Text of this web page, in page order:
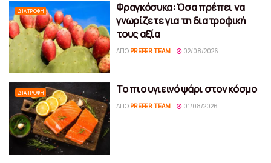
ΔΙΑΤΡΟΦΉ
Φραγκόσυκα: Όσα πρέπει να
γνωρίζετε για τη διατροφική
τους αξία
ΑΠΌ PREFER TEAM 02/08/2026
ΔΙΑΤΡΟΦΉ Το πιο υγιεινό ψάρι στον κόσμο
ΑΠΌ PREFER TEAM 01/08/2026